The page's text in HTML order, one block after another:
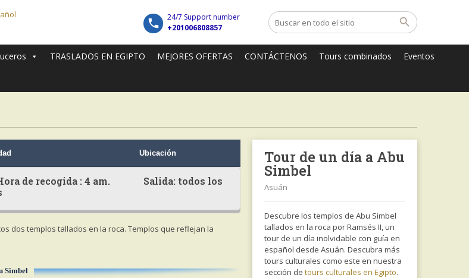
24/7 Support number
+201006808857
TRASLADOS EN EGIPTO MEJORES OFERTAS CONTÁCTENOS Tours combinados Eventos
Ubicación
de recogida : 4 am. Salida: todos los
dos templos tallados en la roca. Templos que reflejan la
Simbel
Tour de un día a Abu
Simbel
Asuán
Descubre los templos de Abu Simbel
tallados en la roca por Ramsés II, un
tour de un día inolvidable con guía en
español desde Asuán. Descubra más
tours culturales como este en nuestra
sección de tours culturales en Egipto.